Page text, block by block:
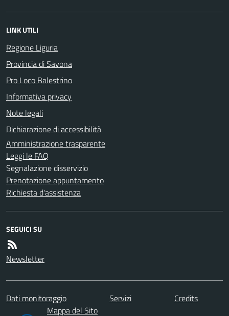
LINK UTILI
Regione Liguria
Provincia di Savona
Pro Loco Balestrino
Informativa privacy
Note legali
Dichiarazione di accessibilità
Amministrazione trasparente
Leggi le FAQ
Segnalazione disservizio
Prenotazione appuntamento
Richiesta d'assistenza
SEGUICI SU
Newsletter
Dati monitoraggio Servizi
Credits
Mappa del Sito